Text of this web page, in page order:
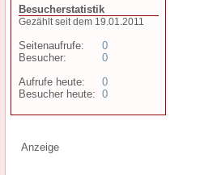
Besucherstatistik
Gezählt seit dem 19.01.2011
Seitenaufrufe:
Besucher:
Aufrufe heute:
Besucher heute:
0
0
0
0
Anzeige